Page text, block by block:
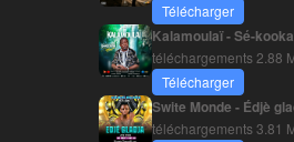
Télécharger
Kalamoulaï - Sé-
téléchargements 2.88
Télécharger
Swite Monde - Édjè
téléchargements3.81